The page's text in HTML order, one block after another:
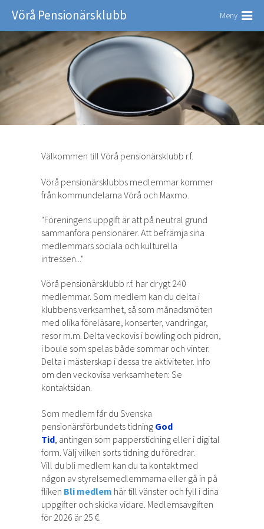
Vörå Pensionärsklubb Meny
Välkommen till Vörå pensionärsklubb r.f.
Vörå pensionärsklubbs medlemmar kommer
från kommundelarna Vörå och Maxmo.
"Föreningens uppgift är att på neutral grund
sammanföra pensionärer. Att befrämja sina
medlemmars sociala och kulturella
intressen..."
Vörå pensionärsklubb r.f. har drygt 240
medlemmar. Som medlem kan du delta i
klubbens verksamhet, så som månadsmöten
med olika föreläsare, konserter, vandringar,
resor m.m. Delta veckovis i bowling och pidron,
i boule som spelas både sommar och vinter.
Delta i mästerskap i dessa tre aktiviteter. Info
om den veckovisa verksamheten: Se
kontaktsidan.
Som medlem får du Svenska
pensionärsförbundets tidning God
Tid antingen som papperstidning eller i digital
form. Välj vilken sorts tidning du föredrar.
Vill du bli medlem kan du ta kontakt med
någon av styrelsemedlemmarna eller gå in på
fliken Bli medlem här till vänster och fyll i dina
uppgifter och skicka vidare. Medlemsavgiften
för 2026 är 25 €.